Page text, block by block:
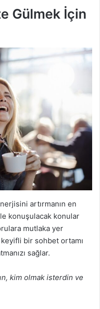
Gülmek İçin
artırmanın en
konuşulacak konular
mutlaka yer
bir sohbet ortamı
sağlar.
kim olmak isterdin ve